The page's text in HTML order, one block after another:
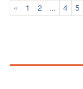
« 1 2 ... 4 5